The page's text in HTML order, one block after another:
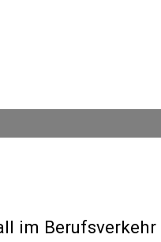
im Berufsverkehr